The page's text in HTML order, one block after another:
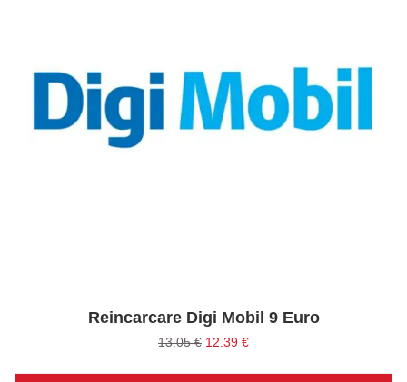
Reincarcare Digi Mobil 9 Euro
13.05€ Prețul
a
12.39 €Prețul
este: